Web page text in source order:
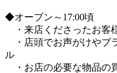
◆オープン～17:00頃
・来店くださったお客
・店頭でお声がけやブ
ル
・お店の必要な物品の